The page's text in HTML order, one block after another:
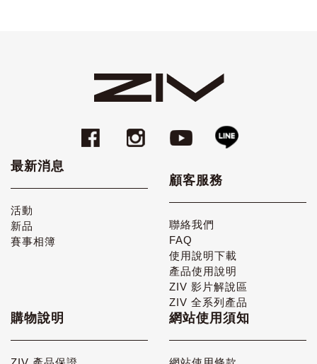
最新消息
活動
新品
賽事相簿
顧客服務
聯絡我們
FAQ
使用說明下載
產品使用說明
ZIV 影片解說區
ZIV 全系列產品
購物說明 網站使用須知